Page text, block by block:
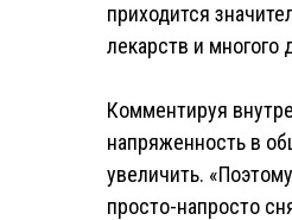
приходится
лекарств и многого
Комментируя
напряженность в
увеличить.
просто-напросто